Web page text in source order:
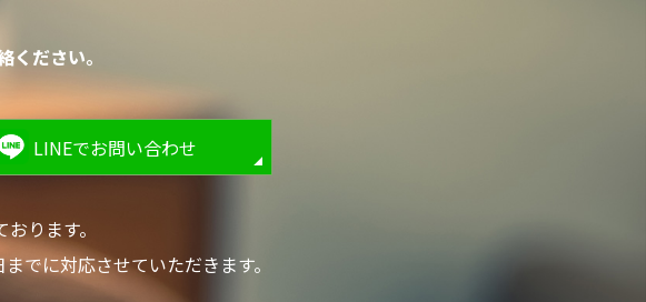
ください。
LINEでお問い合わせ
ります。
でに対応させていただきます。